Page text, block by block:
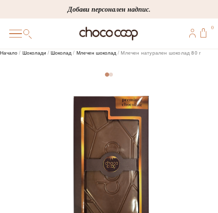
to
content
Добави персонален надпис.
0
Начало / Шоколади /Шоколад / Млечен шоколад/ Млечен натурален шоколад 80 г